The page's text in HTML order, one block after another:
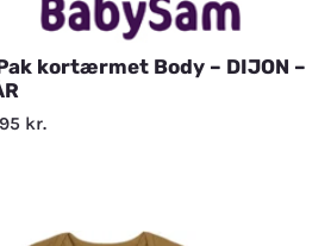
kortærmet Body – DIJON –
kr.